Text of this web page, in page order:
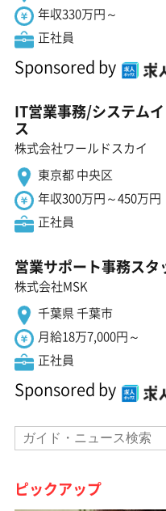
年収330万円～
正社員
Sponsored by
IT営業事務/システム
ス
株式会社ワールドスカイ
東京都 中央区
年収300万円～450万円
正社員
営業サポート事務ス
株式会社MSK
千葉県 千葉市
月給18万7,000円～
正社員
Sponsored by
ピックアップ